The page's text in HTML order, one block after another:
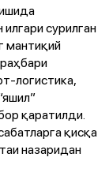
сурилган
мантиқий
логистика,
қаратилди.
қисқа
назаридан